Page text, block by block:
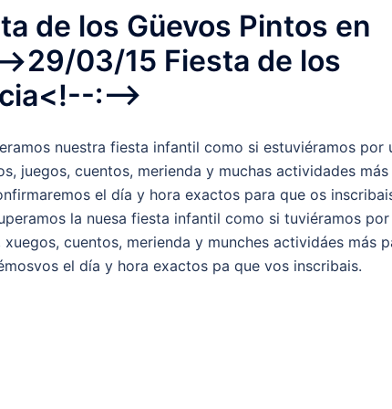
de los Güevos Pintos en
03/15 Fiesta de los
:-->
nuestra fiesta infantil como si estuviéramos por
juegos, cuentos, merienda y muchas actividades más
el día y hora exactos para que os
la nuesa fiesta infantil como si tuviéramos por
cuentos, merienda y munches actividáes más
el día y hora exactos pa que vos inscribais.